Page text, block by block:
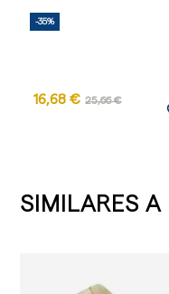
-35%
16,68 € 25,66 €
SIMILARES A